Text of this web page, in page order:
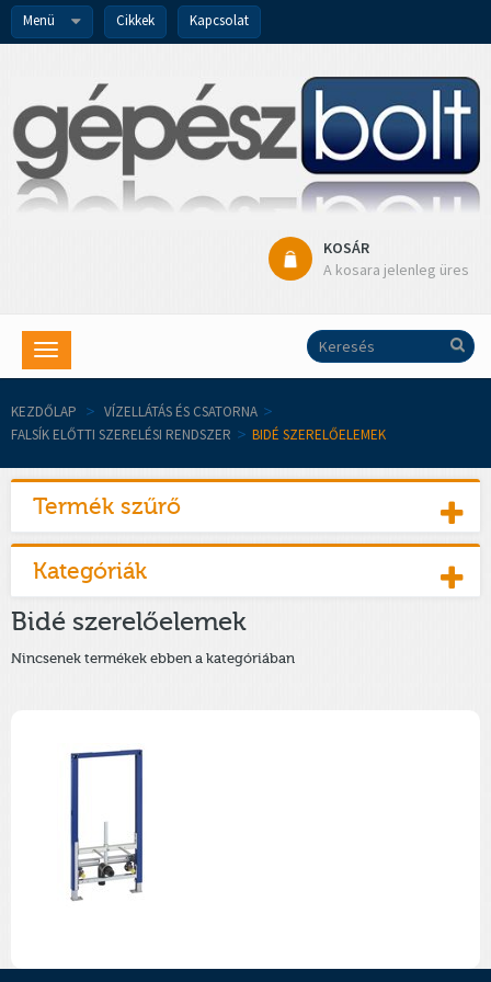
Menü Cikkek Kapcsolat
KOSÁR
A kosara jelenleg üres
Toggle
navigation
KEZDŐLAP > VÍZELLÁTÁS ÉS CSATORNA >
FALSÍK ELŐTTI SZERELÉSI RENDSZER > BIDÉ SZERELŐELEMEK
Termék szűrő
Kategóriák
Bidé szerelőelemek
Nincsenek termékek ebben a kategóriában